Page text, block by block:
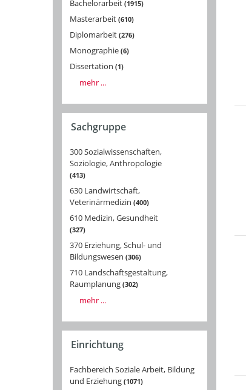
Bachelorarbeit 1915
Masterarbeit 610
Diplomarbeit 276
Monographie 6
Dissertation 1
mehr ...
Sachgruppe
300 Sozialwissenschaften,
Soziologie, Anthropologie
413
630 Landwirtschaft,
Veterinärmedizin 400
610 Medizin, Gesundheit
327
370 Erziehung, Schul- und
Bildungswesen 306
710 Landschaftsgestaltung,
Raumplanung 302
mehr ...
Einrichtung
Fachbereich Soziale Arbeit, Bildung
und Erziehung 1071